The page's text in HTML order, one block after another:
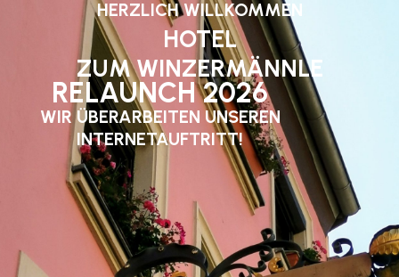
HERZLICH WILLKOMMEN
HOTEL
ZUM WINZERMÄNNLE
RELAUNCH 2026
WIR ÜBERARBEITEN UNSEREN
INTERNETAUFTRITT!